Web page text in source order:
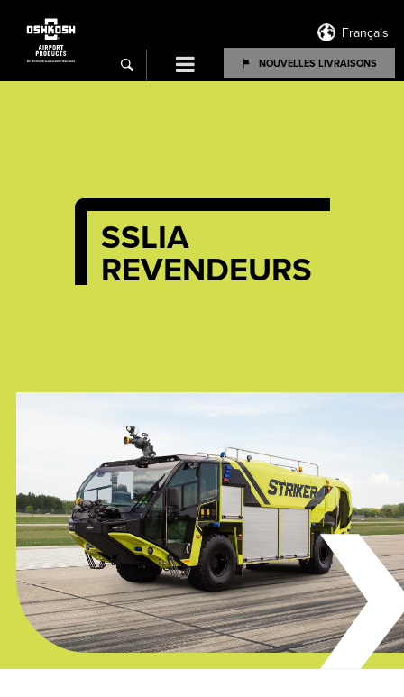
Français
search NOUVELLES LIVRAISONS
Menu
SSLIA
REVENDEURS